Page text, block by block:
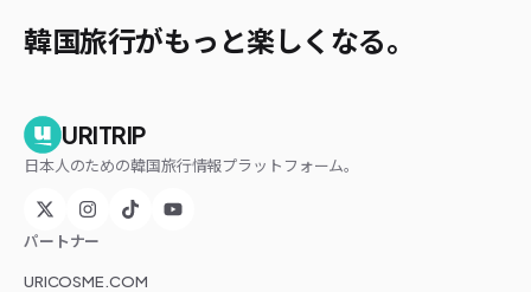
韓国旅行がもっと楽しくなる。
URITRIP
日本人のための韓国旅行情報プラットフォーム。
パートナー
URICOSME.COM